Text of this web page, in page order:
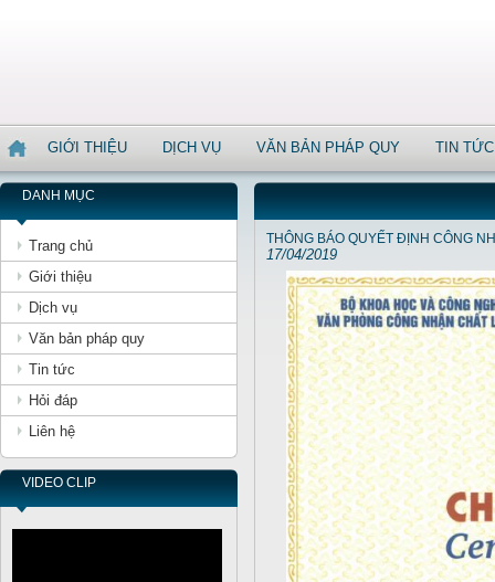
GIỚI THIỆU DỊCH VỤ VĂN BẢN PHÁP QUY TIN TỨC
DANH MỤC
Trang chủ
Giới thiệu
Dịch vụ
Văn bản pháp quy
Tin tức
Hỏi đáp
Liên hệ
VIDEO CLIP
THÔNG BÁO QUYẾT ĐỊNH CÔNG
17/04/2019